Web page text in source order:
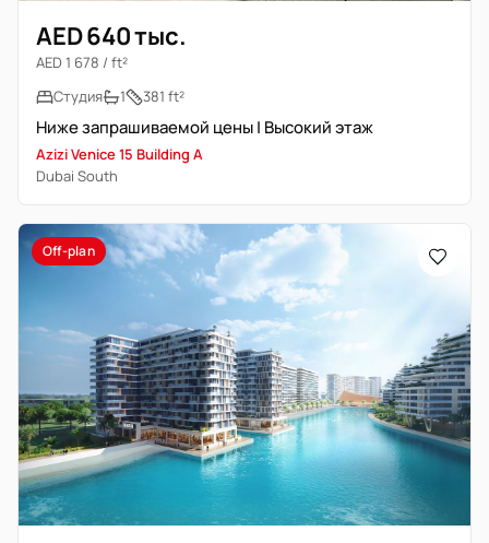
AED 640 тыс.
AED 1 678 / ft²
Студия
1 381 ft²
Ниже запрашиваемой цены | Высокий этаж
Azizi Venice 15 Building A
Dubai South
Off-plan